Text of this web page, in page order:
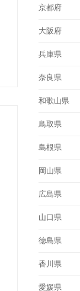
京都府
大阪府
兵庫県
奈良県
和歌山県
鳥取県
島根県
岡山県
広島県
山口県
徳島県
香川県
愛媛県